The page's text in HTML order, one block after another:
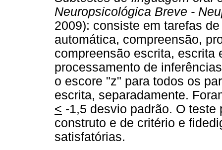
Neuropsicológica Breve -
2009): consiste em tarefas
automática, compreensão,
compreensão escrita, escrita
processamento de
o escore "z" para todos os
escrita, separadamente.
< -1,5 desvio padrão. O
construto e de critério e
satisfatórias.